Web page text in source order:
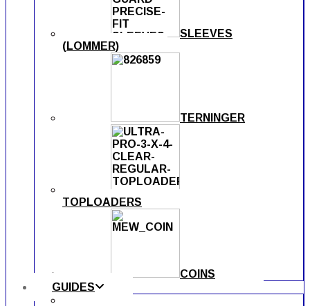
SLEEVES
(LOMMER)
TERNINGER
TOPLOADERS
COINS
GUIDES